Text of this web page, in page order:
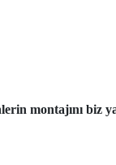
montajını biz